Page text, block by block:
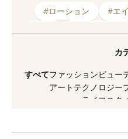
#ローション #エ
#
#伊勢丹新宿店
#美顔
カ
すべてファッションビュー
アート テクノロジー
ライフスタ